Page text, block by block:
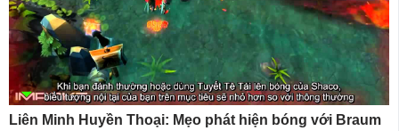
Liên Minh Huyền Thoại: Mẹo phát hiện bóng với Braum